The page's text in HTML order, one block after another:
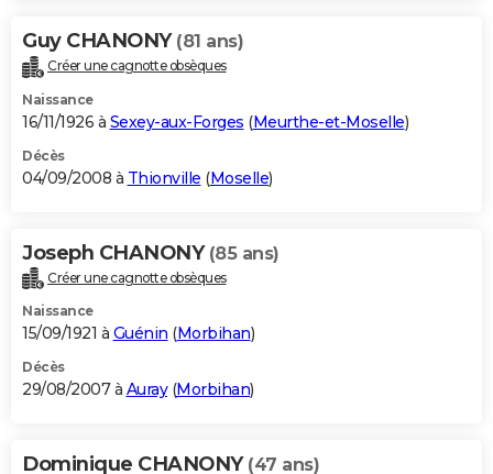
Guy CHANONY (81 ans)
Créer une cagnotte obsèques
Naissance
16/11/1926 à Sexey-aux-Forges (Meurthe-et-Moselle)
Décès
04/09/2008 à Thionville (Moselle)
Joseph CHANONY (85 ans)
Créer une cagnotte obsèques
Naissance
15/09/1921 à Guénin (Morbihan)
Décès
29/08/2007 à Auray(Morbihan)
Dominique CHANONY (47 ans)